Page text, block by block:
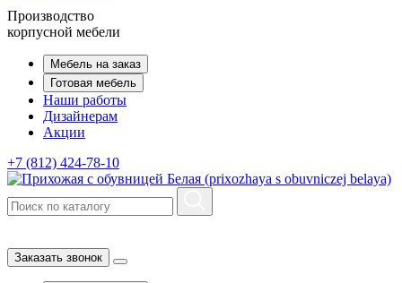
Производство
корпусной мебели
Мебель на заказ
Готовая мебель
Наши работы
Дизайнерам
Акции
+7 (812) 424-78-10
Заказать звонок